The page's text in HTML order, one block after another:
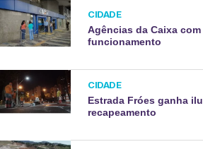
CIDADE
Agências da Caixa
funcionamento
CIDADE
Estrada Fróes ganha
recapeamento